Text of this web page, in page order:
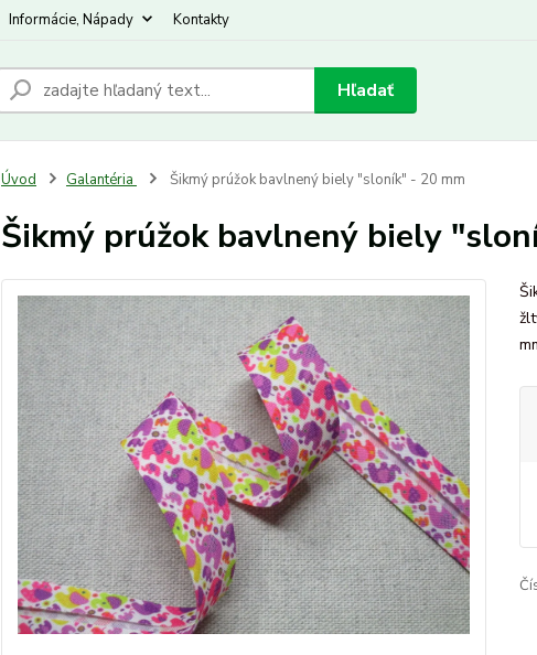
Informácie, Nápady Kontakty
Hľadať
Úvod Galantéria Šikmý prúžok bavlnený biely "sloník" - 20 mm
Šikmý prúžok bavlnený biely